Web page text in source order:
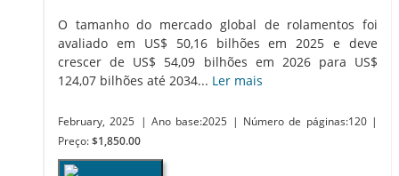
O tamanho do mercado global de rolamentos foi
avaliado em US$ 50,16 bilhões em 2025 e deve
crescer de US$ 54,09 bilhões em 2026 para US$
124,07 bilhões até 2034... Ler mais
February, 2025 | Ano base:2025 | Número de páginas:120 |
Preço: $1,850.00